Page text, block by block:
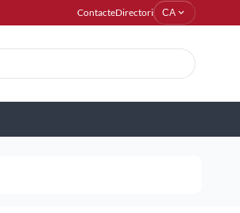
ContacteDirectori CA expand_more